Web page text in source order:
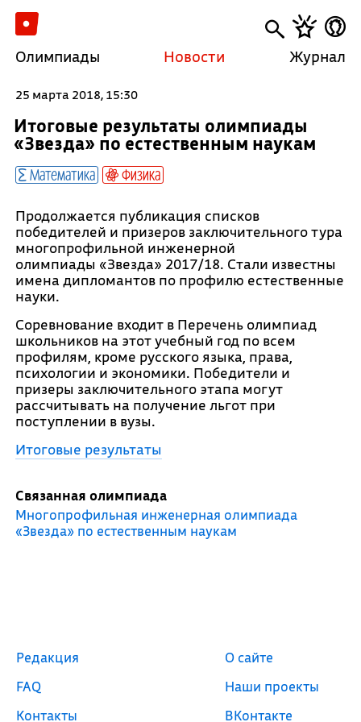
Олимпиады Новости Журнал
25 марта 2018, 15:30
Итоговые результаты олимпиады
«Звезда» по естественным наукам
Математика Физика
Продолжается публикация списков
победителей и призеров заключительного тура
многопрофильной инженерной
олимпиады «Звезда» 2017/18. Стали известны
имена дипломантов по профилю естественные
науки.
Соревнование входит в Перечень олимпиад
школьников на этот учебный год по всем
профилям, кроме русского языка, права,
психологии и экономики. Победители и
призеры заключительного этапа могут
рассчитывать на получение льгот при
поступлении в вузы.
Итоговые результаты
Связанная олимпиада
Многопрофильная инженерная олимпиада
«Звезда» по естественным наукам
Редакция
FAQ
Контакты
О сайте
Наши проекты
ВКонтакте